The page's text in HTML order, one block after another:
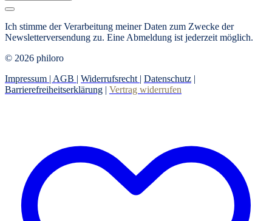
Ich stimme der Verarbeitung meiner Daten zum Zwecke der
Newsletterversendung zu. Eine Abmeldung ist jederzeit möglich.
© 2026 philoro
Impressum | AGB | Widerrufsrecht | Datenschutz |
Barrierefreiheitserklärung | Vertrag widerrufen